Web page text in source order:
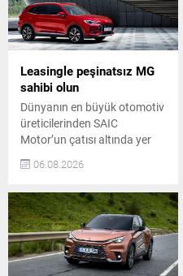
Leasingle peşinatsız MG
sahibi olun
Dünyanın en büyük otomotiv
üreticilerinden SAIC
Motor’un çatısı altında yer
Trend Otomotiv tarafından
ayına özel kampanyalarla
otomobil sahibi olmak
isteyenlere büyük avantajlar
sunuyor. ZS Hybrid+ Luxury
modeli, elektrikli açılabilir
06.08.2026